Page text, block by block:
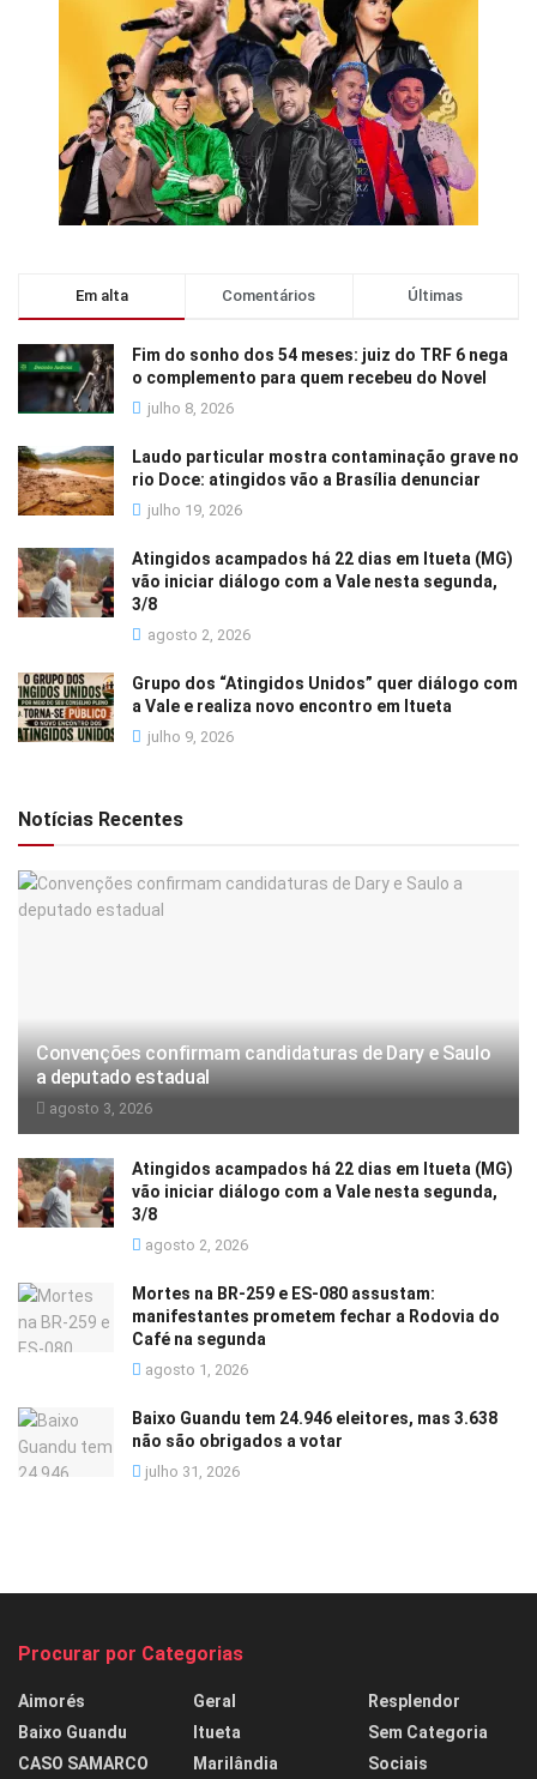
Em alta Comentários Últimas
Fim do sonho dos 54 meses: juiz do TRF 6 nega
o complemento para quem recebeu do Novel
julho 8, 2026
Laudo particular mostra contaminação grave no
rio Doce: atingidos vão a Brasília denunciar
julho 19, 2026
Atingidos acampados há 22 dias em Itueta (MG)
vão iniciar diálogo com a Vale nesta segunda,
3/8
agosto 2, 2026
Grupo dos “Atingidos Unidos” quer diálogo com
a Vale e realiza novo encontro em Itueta
julho 9, 2026
Notícias Recentes
Convenções confirmam candidaturas de Dary e Saulo
a deputado estadual
agosto 3, 2026
Atingidos acampados há 22 dias em Itueta (MG)
vão iniciar diálogo com a Vale nesta segunda,
3/8
agosto 2, 2026
Mortes na BR-259 e ES-080 assustam:
manifestantes prometem fechar a Rodovia do
Café na segunda
agosto 1, 2026
Baixo Guandu tem 24.946 eleitores, mas 3.638
não são obrigados a votar
julho 31, 2026
Procurar por Categorias
Aimorés
Baixo Guandu
CASO SAMARCO
Geral
Itueta
Marilândia
Resplendor
Sem Categoria
Sociais